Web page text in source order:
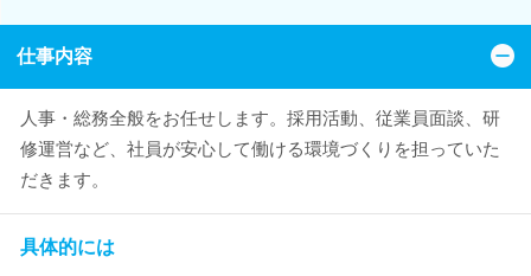
仕事内容
人事・総務全般をお任せします。採用活動、従業員面談、研
修運営など、社員が安心して働ける環境づくりを担っていた
だきます。
具体的には